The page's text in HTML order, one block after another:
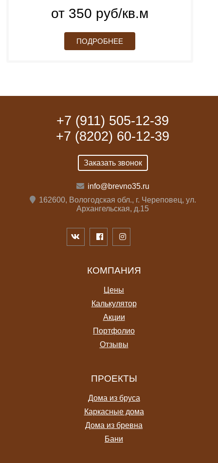
от 350 руб/кв.м
ПОДРОБНЕЕ
+7 (911) 505-12-39
+7 (8202) 60-12-39
Заказать звонок
info@brevno35.ru
162600, Вологодская обл., г. Череповец, ул.
Архангельская, д.15
КОМПАНИЯ
Цены
Калькулятор
Акции
Портфолио
Отзывы
ПРОЕКТЫ
Дома из бруса
Каркасные дома
Дома из бревна
Бани